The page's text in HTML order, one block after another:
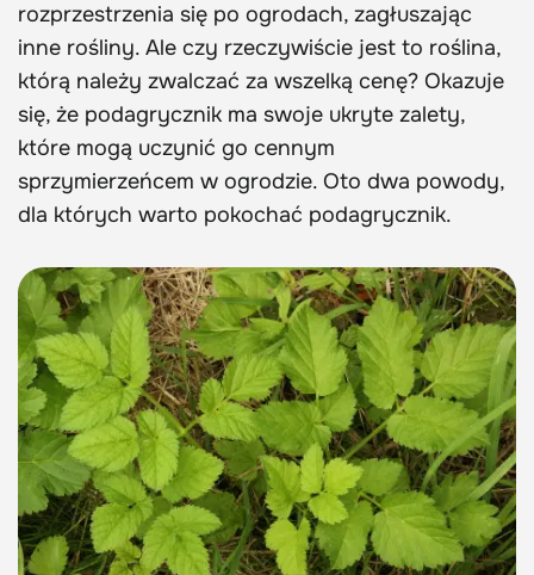
rozprzestrzenia się po ogrodach, zagłuszając
inne rośliny. Ale czy rzeczywiście jest to roślina,
którą należy zwalczać za wszelką cenę? Okazuje
się, że podagrycznik ma swoje ukryte zalety,
które mogą uczynić go cennym
sprzymierzeńcem w ogrodzie. Oto dwa powody,
dla których warto pokochać podagrycznik.